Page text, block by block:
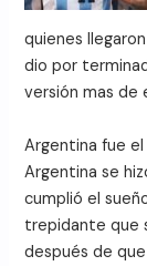
quienes
dio por
versión mas de
Argentina fue
Argentina se
cumplió el
trepidante que
después de